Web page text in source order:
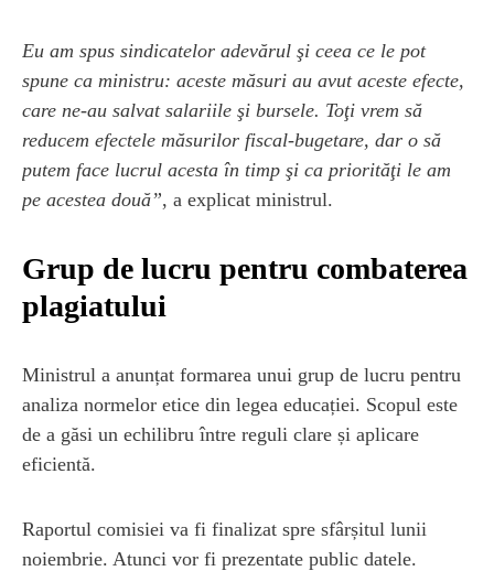
Eu am spus sindicatelor adevărul şi ceea ce le pot
spune ca ministru: aceste măsuri au avut aceste efecte,
care ne-au salvat salariile şi bursele. Toţi vrem să
reducem efectele măsurilor fiscal-bugetare, dar o să
putem face lucrul acesta în timp şi ca priorităţi le am
pe acestea două”, a explicat ministrul.
Grup de lucru pentru combaterea
plagiatului
Ministrul a anunțat formarea unui grup de lucru pentru
analiza normelor etice din legea educației. Scopul este
de a găsi un echilibru între reguli clare și aplicare
eficientă.
Raportul comisiei va fi finalizat spre sfârșitul lunii
noiembrie. Atunci vor fi prezentate public datele.